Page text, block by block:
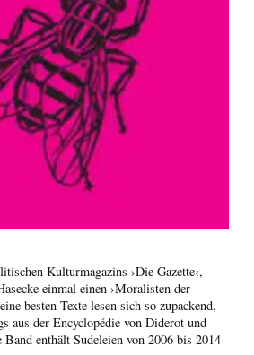
Kulturmagazins ›Die Gazette‹,
einmal einen ›Moralisten der
besten Texte lesen sich so zupackend,
aus der Encyclopédie von Diderot und
enthält Sudeleien von 2006 bis 2014